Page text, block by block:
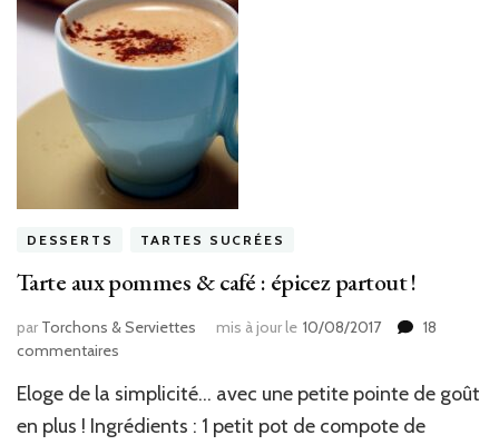
DESSERTS TARTES SUCRÉES
Tarte aux pommes & café : épicez partout !
par Torchons & Serviettes mis à jour le 10/08/2017
18
commentaires
aux
pommes
Eloge de la simplicité… avec une petite pointe de goût
en plus ! Ingrédients : 1 petit pot de compote de